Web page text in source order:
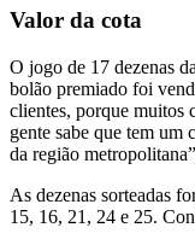
Valor da cota
O jogo de 17 dezenas
bolão premiado foi
clientes, porque muitos
gente sabe que tem um
da região
As dezenas sorteadas
15, 16, 21, 24 e 25.